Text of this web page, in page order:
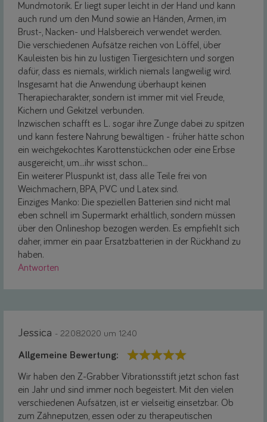
Mundmotorik. Er liegt super leicht in der Hand und kann
auch rund um den Mund sowie an Händen, Armen, im
Brust-, Nacken- und Halsbereich verwendet werden.
Die verschiedenen Aufsätze reichen von Löffel, über
Kauleisten bis hin zu lustigen Tiergesichtern und sorgen
dafür, dass es niemals, wirklich niemals langweilig wird.
Insgesamt hat die Anwendung überhaupt keinen
Therapiecharakter, sondern ist immer mit viel Freude,
Kichern und Gekitzel verbunden.
Inzwischen schafft es L. sogar ihre Zunge dabei zu spitzen
und kann festere Nahrung bewältigen - früher hätte schon
ein weichgekochtes Karottenstückchen oder eine Erbse
ausgereicht, um...ihr wisst schon...
Ein weiterer Pluspunkt ist, dass alle Teile frei von
Weichmachern, BPA, PVC und Latex sind.
Einziges Manko: Die speziellen Batterien sind nicht mal
eben schnell im Supermarkt erhältlich, sondern müssen
über den Onlineshop bezogen werden. Es empfiehlt sich
daher, immer ein paar Ersatzbatterien in der Rückhand zu
haben.
Antworten
Jessica - 22.08.2020 um 12:40
Allgemeine Bewertung:
Wir haben den Z-Grabber Vibrationsstift jetzt schon fast
ein Jahr und sind immer noch begeistert. Mit den vielen
verschiedenen Aufsätzen, ist er vielseitig einsetzbar. Ob
zum Zähneputzen, essen oder zu therapeutischen